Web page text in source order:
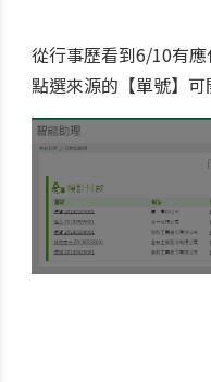
從行事歷看到6/10有
點選來源的【單號】